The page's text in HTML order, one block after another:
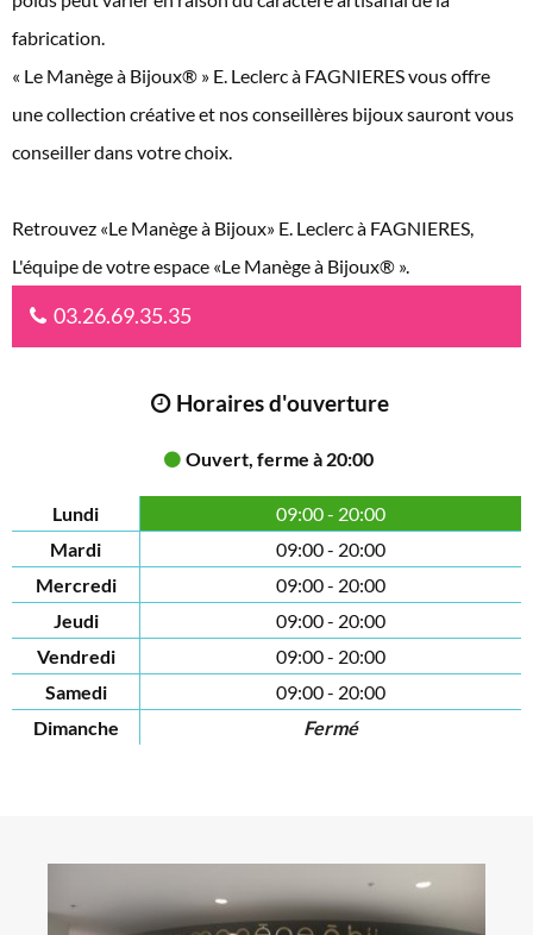
fabrication.
« Le Manège à Bijoux® » E. Leclerc à FAGNIERES vous offre
une collection créative et nos conseillères bijoux sauront vous
conseiller dans votre choix.
Retrouvez «Le Manège à Bijoux» E. Leclerc à FAGNIERES,
L'équipe de votre espace «Le Manège à Bijoux® ».
03.26.69.35.35
Horaires d'ouverture
Ouvert, ferme à 20:00
Lundi
09:00 - 20:00
Mardi
09:00 - 20:00
Mercredi
09:00 - 20:00
Jeudi
09:00 - 20:00
Vendredi
09:00 - 20:00
Samedi
09:00 - 20:00
Dimanche
Fermé